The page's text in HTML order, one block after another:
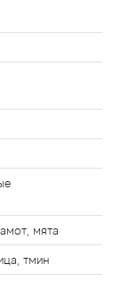
мята
тмин